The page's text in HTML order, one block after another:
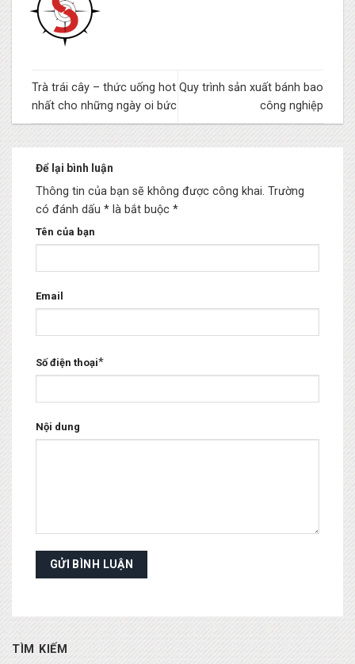
Trà trái cây – thức uống hot
nhất cho những ngày oi bức
Quy trình sản xuất bánh bao
công nghiệp
Để lại bình luận
Thông tin của bạn sẽ không được công khai. Trường
có đánh dấu * là bắt buộc *
Tên của bạn
Email
Số điện thoại*
Nội dung
TÌM KIẾM